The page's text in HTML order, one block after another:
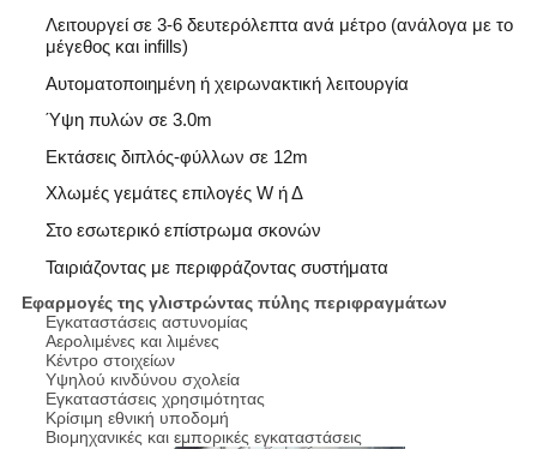
Λειτουργεί σε 3-6 δευτερόλεπτα ανά μέτρο (ανάλογα με το
μέγεθος και infills)
Αυτοματοποιημένη ή χειρωνακτική λειτουργία
Ύψη πυλών σε 3.0m
Εκτάσεις διπλός-φύλλων σε 12m
Χλωμές γεμάτες επιλογές W ή Δ
Στο εσωτερικό επίστρωμα σκονών
Ταιριάζοντας με περιφράζοντας συστήματα
Εφαρμογές της γλιστρώντας πύλης περιφραγμάτων
Εγκαταστάσεις αστυνομίας
Αερολιμένες και λιμένες
Κέντρο στοιχείων
Υψηλού κινδύνου σχολεία
Εγκαταστάσεις χρησιμότητας
Κρίσιμη εθνική υποδομή
Βιομηχανικές και εμπορικές εγκαταστάσεις